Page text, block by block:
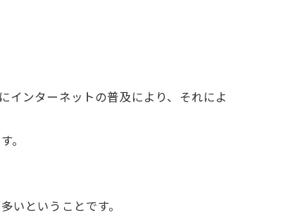
インターネットの普及により、それによ
。
ということです。